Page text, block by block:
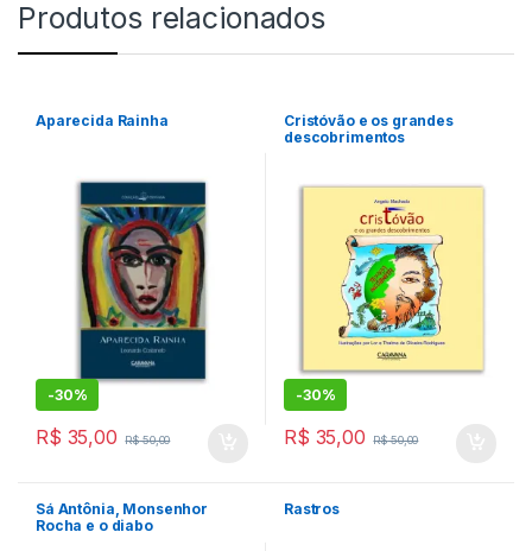
Produtos relacionados
Aparecida Rainha
-30%
R$ 35,00 R$50,00
Cristóvão e os grandes
descobrimentos
-30%
R$ 35,00 R$50,00
Sá Antônia, Monsenhor
Rocha e o diabo
Rastros